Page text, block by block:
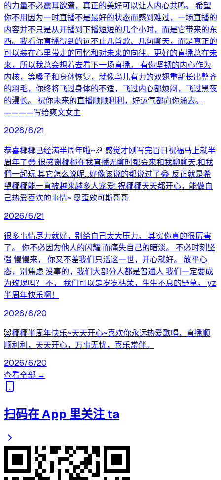
的力量不必震耳欲聋，真正的美好可以让人内心共鸣。 希望
你不用因为一时直播不是最好的状态而感到难过，一场直播的
内容并不只是从开播到下播短短的几个小时，而是它带来的东
西。我看你直播得到的远不止几首歌、几句聊天，而是真正的
可以装在心里带走的回忆和对未来的向往。更好的直播总在未
来，所以我总会想着去看下一场直播。 有你坚韧的内心作为
内核，等嗓子和身体恢复，就像鸟儿有力的双翅重新长出整齐
的羽毛，你终将飞过身体的不适，飞过内心都烦闷，飞过黑夜
的漫长。 祝你未来的直播顺顺利利，好运气都向你涌去。
————写给爽文女主
2026/6/21
恭喜椰椰已经满半周年啦~🎉 感觉才刚写完百日祝福马上就半
周年了😳 很感谢椰椰在我直播无聊时都会来和我聊聊天,和我
們一起玩 其它怎么说呢...好像该说的都说过了😂 反正就是希
望椰椰能一直被越来越多人宠爱! 祝椰椰天天都开心，能做自
己热爱喜欢的事情~ 恩歪欸可斯哥哥.
2026/6/21
很多事情尽力就好，别给自己太大压力。 其实你真的很厉害
了。 你不必因为他人的闪耀 而痛失自己的暗淡。 不必时刻坚
强 慢慢来， 你又不差我们只活这一世，开心就好。 放平心
态，别焦虑 没事的，我们大部分人都是普通人 我们一定要成
为玫瑰吗？ 不， 我们可以是岁岁枯荣，生生不息的野草。 yz
半周年快乐啊！
2026/6/20
🐷椰椰半周年快乐~天天开心~喜欢你永远热爱歌唱，直播顺
顺利利，天天开心，万事无忧，喜乐常伴。
2026/6/20
查看全部 →
扫码在 App 里关注 ta